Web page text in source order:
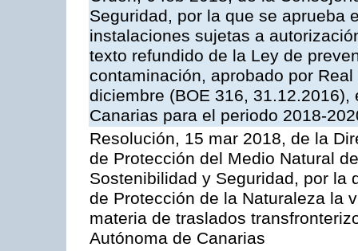
Seguridad, por la que se aprueba
instalaciones sujetas a
texto refundido de la Ley de
contaminación, aprobado por
diciembre (BOE 316,
Canarias para el periodo 2018-
Resolución, 15 mar 2018, de la
de Protección del Medio Natural
Sostenibilidad y Seguridad, por la
de Protección de la Naturaleza la
materia de traslados
Autónoma de Canarias